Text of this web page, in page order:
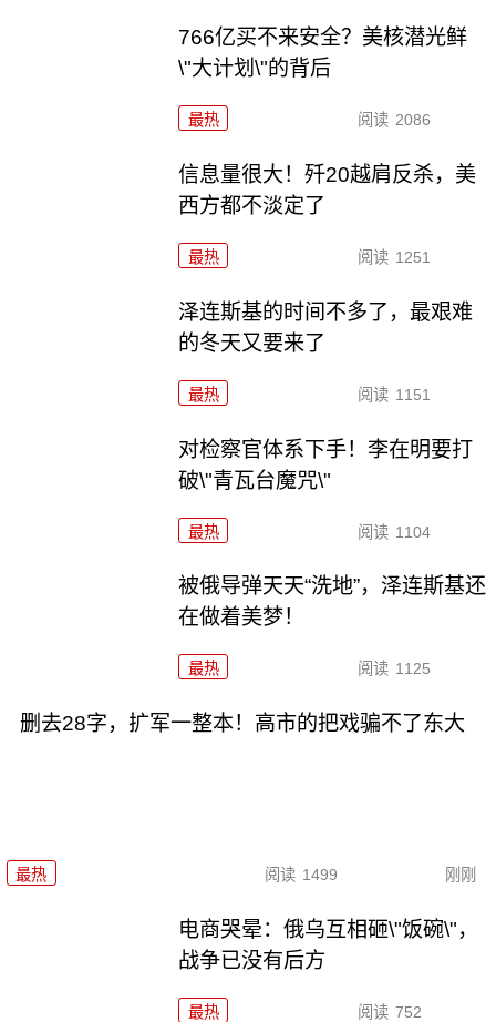
766亿买不来安全？美核潜光鲜
\"大计划\"的背后
最热 阅读 2086
信息量很大！歼20越肩反杀，美
西方都不淡定了
最热 阅读 1251
泽连斯基的时间不多了，最艰难
的冬天又要来了
最热 阅读 1151
对检察官体系下手！李在明要打
破\"青瓦台魔咒\"
最热 阅读 1104
被俄导弹天天“洗地”，泽连斯基还
在做着美梦！
最热 阅读 1125
删去28字，扩军一整本！高市的把戏骗不了东大
最热 阅读 1499 刚刚
电商哭晕：俄乌互相砸\"饭碗\"，
战争已没有后方
最热 阅读 752